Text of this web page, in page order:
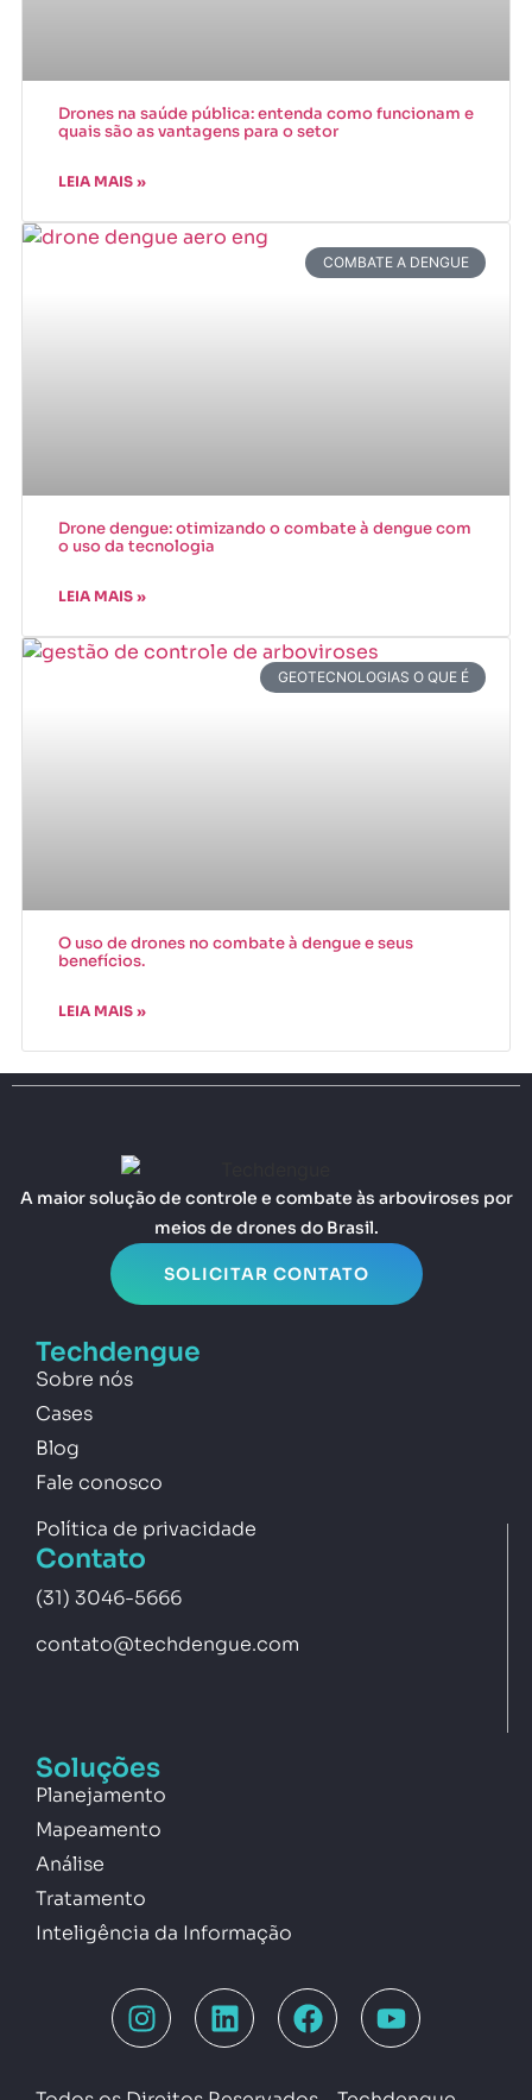
Drones na saúde pública: entenda como funcionam e
quais são as vantagens para o setor
LEIA MAIS »
COMBATE A DENGUE
Drone dengue: otimizando o combate à dengue com
o uso da tecnologia
LEIA MAIS »
GEOTECNOLOGIAS O QUE É
O uso de drones no combate à dengue e seus
benefícios.
LEIA MAIS »
A maior solução de controle e combate às arboviroses por
meios de drones do Brasil.
SOLICITAR CONTATO
Techdengue
Sobre nós
Cases
Blog
Fale conosco
Política de privacidade
Contato
(31) 3046-5666
contato@techdengue.com
Soluções
Planejamento
Mapeamento
Análise
Tratamento
Inteligência da Informação